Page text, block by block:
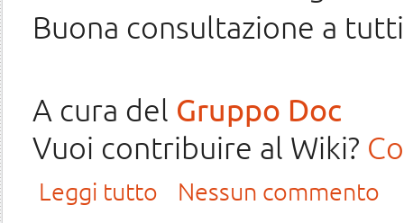
Buona consultazione a
A cura del Gruppo Doc
Vuoi contribuire al Wiki?
Leggi tutto Nessun commento